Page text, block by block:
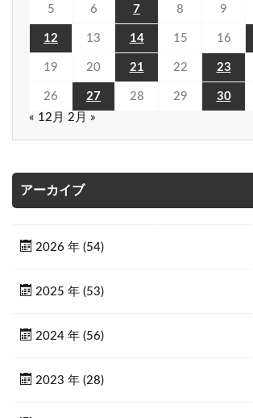
5 6 7 8 9
12 13 14 15 16
19 20 21 22 23
26 27 28 29 30
« 12月 2月 »
アーカイブ
2026 年 (54)
2025 年 (53)
2024 年 (56)
2023 年 (28)